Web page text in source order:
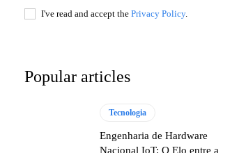
I've read and accept the Privacy Policy.
Popular articles
Tecnologia
Engenharia de Hardware
Nacional IoT: O Elo entre a